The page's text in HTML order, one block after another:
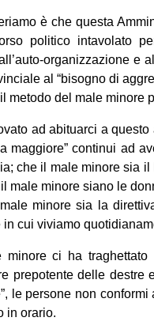
è che questa
politico intavolato
organizzazione e
al “bisogno di
metodo del male minore
ad abituarci a
maggiore” continui ad
che il male minore sia
male minore siano le
minore sia la
in cui viviamo
minore ci ha
prepotente delle
le persone non
in orario.